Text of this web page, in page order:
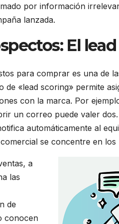
por información
lanzada.
El
para comprar es una de
de «lead scoring» permite
con la marca. Por
un correo puede valer
automáticamente al
se concentre en
a
las
de
conocen